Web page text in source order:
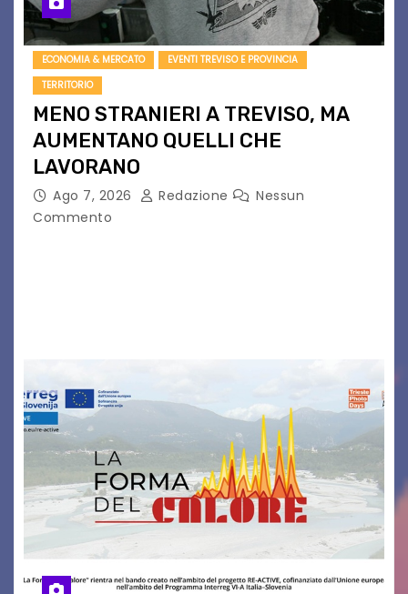
ECONOMIA & MERCATO
EVENTI TREVISO E PROVINCIA
TERRITORIO
MENO STRANIERI A TREVISO, MA
AUMENTANO QUELLI CHE
LAVORANO
Ago 7, 2026 Redazione
Nessun
Commento